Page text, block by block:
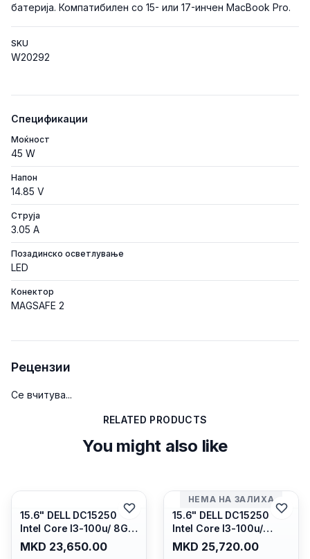
батерија. Компатибилен со 15- или 17-инчен MacBook Pro.
SKU
W20292
Спецификации
Моќност
45 W
Напон
14.85 V
Струја
3.05 A
Позадинско осветлување
LED
Конектор
MAGSAFE 2
Рецензии
Се вчитува...
RELATED PRODUCTS
You might also like
15.6" DELL DC15250
Intel Core I3-100u/ 8GB
DDR4/ 512GB SSD M.2/
Iris Xe Graphics/ 120Hz
MKD 23,650.00
НЕМА НА ЗАЛИХА
15.6" DELL DC15250
Intel Core I3-100u/
16GB DDR4/ 512GB SSD
M.2/ Iris Xe Graphics/
MKD 25,720.00